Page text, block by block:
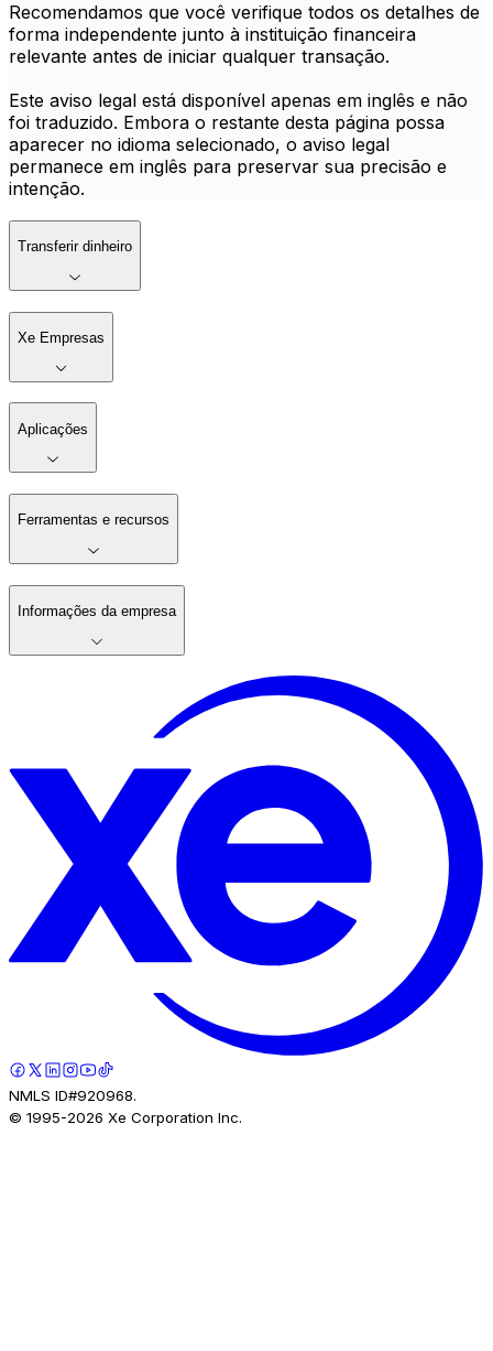
Recomendamos que você verifique todos os detalhes de
forma independente junto à instituição financeira
relevante antes de iniciar qualquer transação.
Este aviso legal está disponível apenas em inglês e não
foi traduzido. Embora o restante desta página possa
aparecer no idioma selecionado, o aviso legal
permanece em inglês para preservar sua precisão e
intenção.
Transferir dinheiro
Xe Empresas
Aplicações
Ferramentas e recursos
Informações da empresa
NMLS ID#920968.
© 1995-2026 Xe Corporation Inc.